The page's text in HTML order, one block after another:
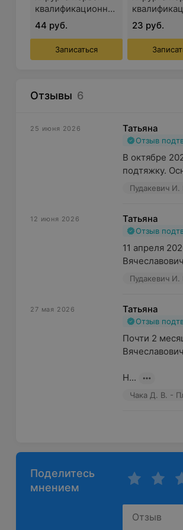
— липофилинг;
— интимная пластика
Нутрициология:
— консультация специалиста
Инъекционная и аппаратная
Удаление новообразований.
предусмотрена оперативная
период предлагается
для поддержания результата и
Для приобретения также
воспользоваться сертификатом
процедуру и обсудить
свою красоту профессионалам!»
Обращаем ваше внимание,
рекламируемые
квалификационной
категории
44 руб.
Записаться
категории
23 руб.
Отзывы 6
25 июня 2026 Татьяна
Отзыв
В октябре
подтяжку.
Пудакевич И.
12 июня 2026 Татьяна
Отзыв
11 апреля
Пудакевич И.
27 мая 2026 Татьяна
Отзыв
Почти 2
Н...
Чака Д. В. -
Поделитесь
мнением